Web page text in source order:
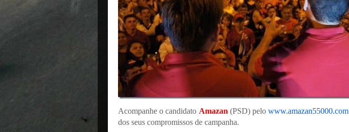
Acompanhe o candidato Amazan (PSD) pelowww.amazan55000.com
dos seus compromissos de campanha.